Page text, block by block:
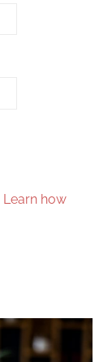
Learn how